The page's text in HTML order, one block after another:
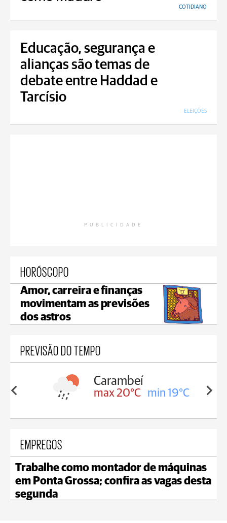
COTIDIANO
Educação, segurança e
alianças são temas de
debate entre Haddad e
Tarcísio
ELEIÇÕES
PUBLICIDADE
HORÓSCOPO
Amor, carreira e finanças
movimentam as previsões
dos astros
PREVISÃO DO TEMPO
19°C
Carambeí
max 20°C min 19°C
EMPREGOS
Trabalhe como montador de máquinas
em Ponta Grossa; confira as vagas desta
segunda